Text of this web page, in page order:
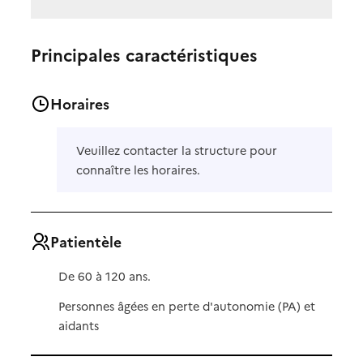
Principales caractéristiques
Horaires
Veuillez contacter la structure pour
connaître les horaires.
Patientèle
De 60 à 120 ans.
Personnes âgées en perte d'autonomie (PA) et
aidants